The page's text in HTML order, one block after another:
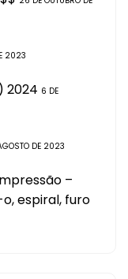
2023
2024 6 DE
DE 2023
–
espiral, furo